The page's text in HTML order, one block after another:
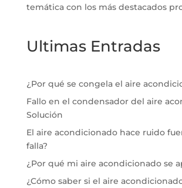
temática con los más destacados
Ultimas Entradas
¿Por qué se congela el aire
Fallo en el condensador del aire
Solución
El aire acondicionado hace ruido
falla?
¿Por qué mi aire acondicionado se
¿Cómo saber si el aire